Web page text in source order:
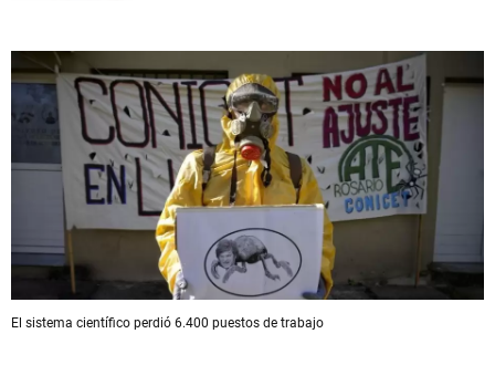
El sistema científico perdió 6.400 puestos de trabajo